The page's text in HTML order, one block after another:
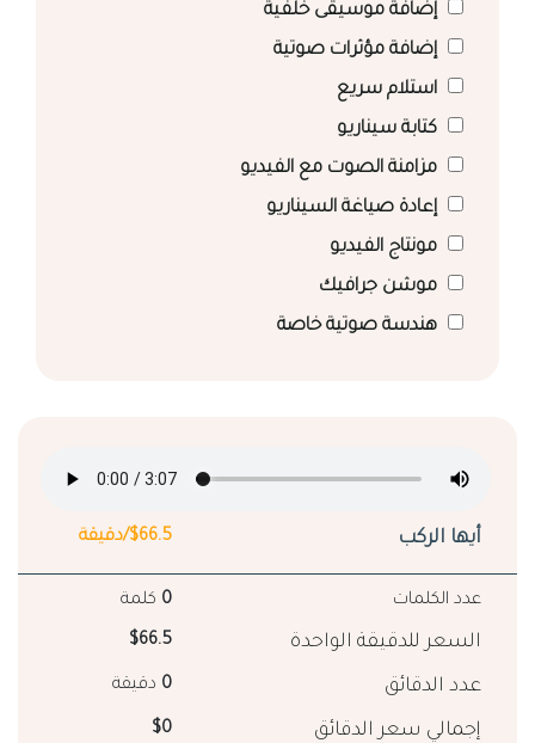
إضافة موسيقى خلفية
إضافة مؤثرات صوتية
استلام سريع
كتابة سيناريو
مزامنة الصوت مع الفيديو
إعادة صياغة السيناريو
مونتاج الفيديو
موشن جرافيك
هندسة صوتية خاصة
أيها الركب $66.5/دقيقة
عدد الكلمات 0 كلمة
السعر للدقيقة الواحدة $66.5
عدد الدقائق 0 دقيقة
إجمالي سعر الدقائق $0